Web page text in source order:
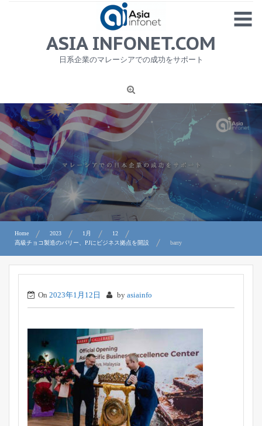
MENU
1
ニュース
労務サービス
プライバシーポリシー及び著作権について
お問合せ
ASIA INFONET.COM
日系企業のマレーシアでの成功をサポート
Home 2023 1月
12
高級チョコ製造のバリー、PJにビジネス拠点を開設
barry
On 2023年1月12日 by asiainfo